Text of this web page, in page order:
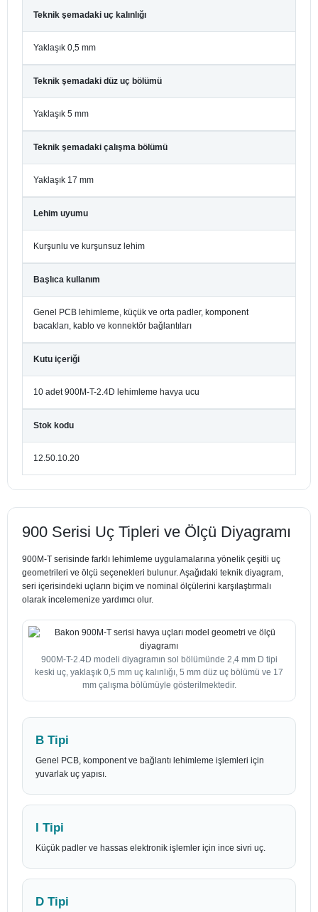
Teknik şemadaki uç kalınlığı
Yaklaşık 0,5 mm
Teknik şemadaki düz uç bölümü
Yaklaşık 5 mm
Teknik şemadaki çalışma bölümü
Yaklaşık 17 mm
Lehim uyumu
Kurşunlu ve kurşunsuz lehim
Başlıca kullanım
Genel PCB lehimleme, küçük ve orta padler, komponent
bacakları, kablo ve konnektör bağlantıları
Kutu içeriği
10 adet 900M-T-2.4D lehimleme havya ucu
Stok kodu
12.50.10.20
900 Serisi Uç Tipleri ve Ölçü Diyagramı
900M-T serisinde farklı lehimleme uygulamalarına yönelik çeşitli uç
geometrileri ve ölçü seçenekleri bulunur. Aşağıdaki teknik diyagram,
seri içerisindeki uçların biçim ve nominal ölçülerini karşılaştırmalı
olarak incelemenize yardımcı olur.
900M-T-2.4D modeli diyagramın sol bölümünde 2,4 mm D tipi
keski uç, yaklaşık 0,5 mm uç kalınlığı, 5 mm düz uç bölümü ve 17
mm çalışma bölümüyle gösterilmektedir.
B Tipi
Genel PCB, komponent ve bağlantı lehimleme işlemleri için
yuvarlak uç yapısı.
I Tipi
Küçük padler ve hassas elektronik işlemler için ince sivri uç.
D Tipi